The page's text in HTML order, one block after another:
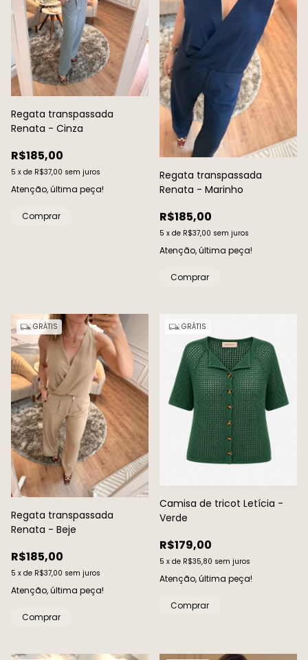
Regata transpassada
Renata - Cinza
R$185,00
5 x de R$37,00 sem juros
Atenção, última peça!
Comprar
Regata transpassada
Renata - Marinho
R$185,00
5 x de R$37,00 sem juros
Atenção, última peça!
Comprar
GRÁTIS
Regata transpassada
Renata - Beje
R$185,00
5 x de R$37,00 sem juros
Atenção, última peça!
Comprar
GRÁTIS
Camisa de tricot Letícia -
Verde
R$179,00
5 x de R$35,80 sem juros
Atenção, última peça!
Comprar